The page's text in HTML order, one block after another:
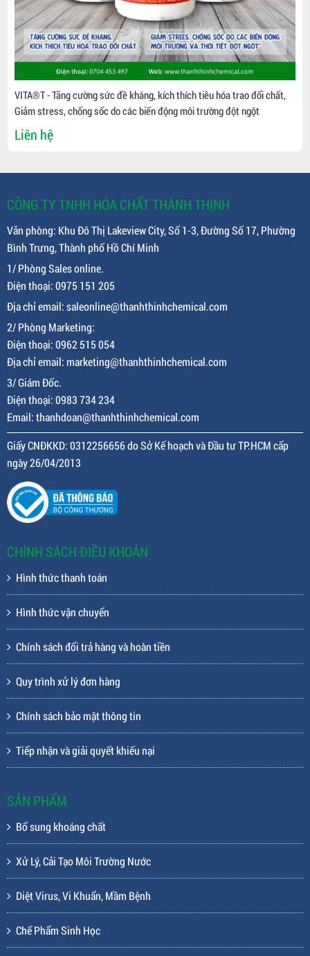
VITA®T - Tăng cường sức đề kháng, kích thích tiêu hóa trao đổi chất,
Giảm stress, chống sốc do các biến động môi trường đột ngột
Liên hệ
CÔNG TY TNHH HÓA CHẤT THÀNH THỊNH
Văn phòng: Khu Đô Thị Lakeview City, Số 1-3, Đường Số 17, Phường
Bình Trưng, Thành phố Hồ Chí Minh
1/ Phòng Sales online.
Điện thoại: 0975 151 205
Địa chỉ email: saleonline@thanhthinhchemical.com
2/ Phòng Marketing:
Điện thoại: 0962 515 054
Địa chỉ email: marketing@thanhthinhchemical.com
3/ Giám Đốc.
Điện thoại: 0983 734 234
Email: thanhdoan@thanhthinhchemical.com
Giấy CNĐKKD: 0312256656 do Sở Kế hoạch và Đầu tư TP.HCM cấp
ngày 26/04/2013
CHÍNH SÁCH ĐIỀU KHOẢN
Hình thức thanh toán
Hình thức vận chuyển
Chính sách đổi trả hàng và hoàn tiền
Quy trình xử lý đơn hàng
Chính sách bảo mật thông tin
Tiếp nhận và giải quyết khiếu nại
SẢN PHẨM
Bổ sung khoáng chất
Xử Lý, Cải Tạo Môi Trường Nước
Diệt Virus, Vi Khuẩn, Mầm Bệnh
Chế Phẩm Sinh Học